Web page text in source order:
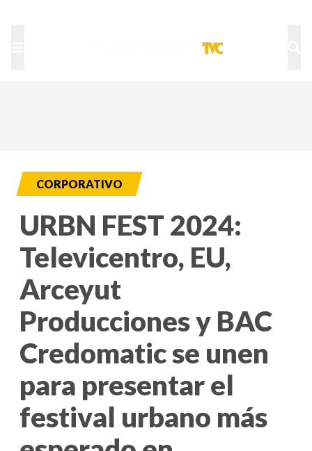
CORPORATIVO
URBN FEST 2024:
Televicentro, EU,
Arceyut
Producciones y BAC
Credomatic se unen
para presentar el
festival urbano más